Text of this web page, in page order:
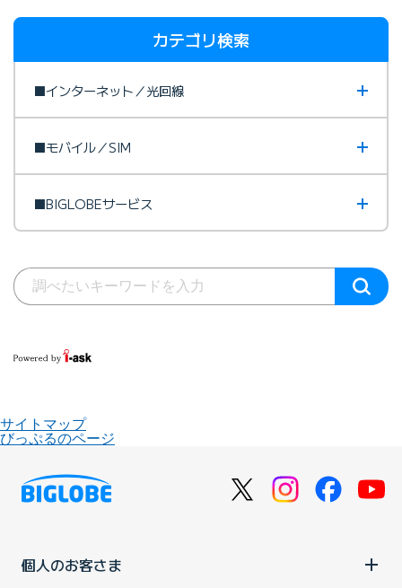
カテゴリ検索
■インターネット／光回線
■モバイル／SIM
■BIGLOBEサービス
サイトマップ
びっぷるのページ
個人のお客さま